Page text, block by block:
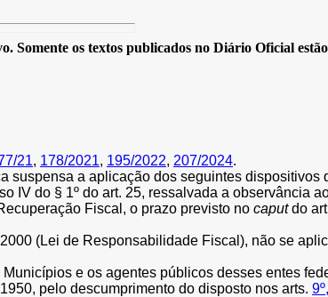
os textos publicados no Diário Oficial
21, 178/2021, 195/2022, 207/2024.
a aplicação dos seguintes dispositivos
IV do § 1º do art. 25, ressalvada a observância
Fiscal, o prazo previsto no caputdo
(Lei de Responsabilidade Fiscal), não se
e os agentes públicos desses entes
pelo descumprimento do disposto nos arts.